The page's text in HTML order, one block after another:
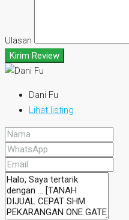
Ulasan
Kirim Review
Dani Fu
Lihat listing